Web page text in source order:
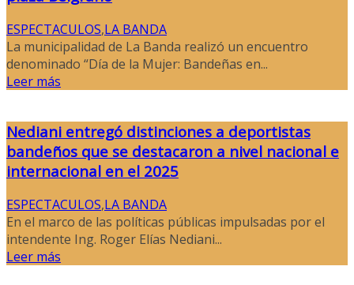
ESPECTACULOS,LA BANDA
La municipalidad de La Banda realizó un encuentro
denominado “Día de la Mujer: Bandeñas en...
Leer más
Nediani entregó distinciones a deportistas
bandeños que se destacaron a nivel nacional e
internacional en el 2025
ESPECTACULOS,LA BANDA
En el marco de las políticas públicas impulsadas por el
intendente Ing. Roger Elías Nediani...
Leer más